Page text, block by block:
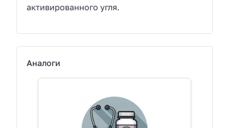
активированного угля.
Аналоги